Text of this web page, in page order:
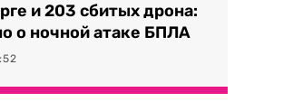
и 203 сбитых дрона:
о ночной атаке БПЛА